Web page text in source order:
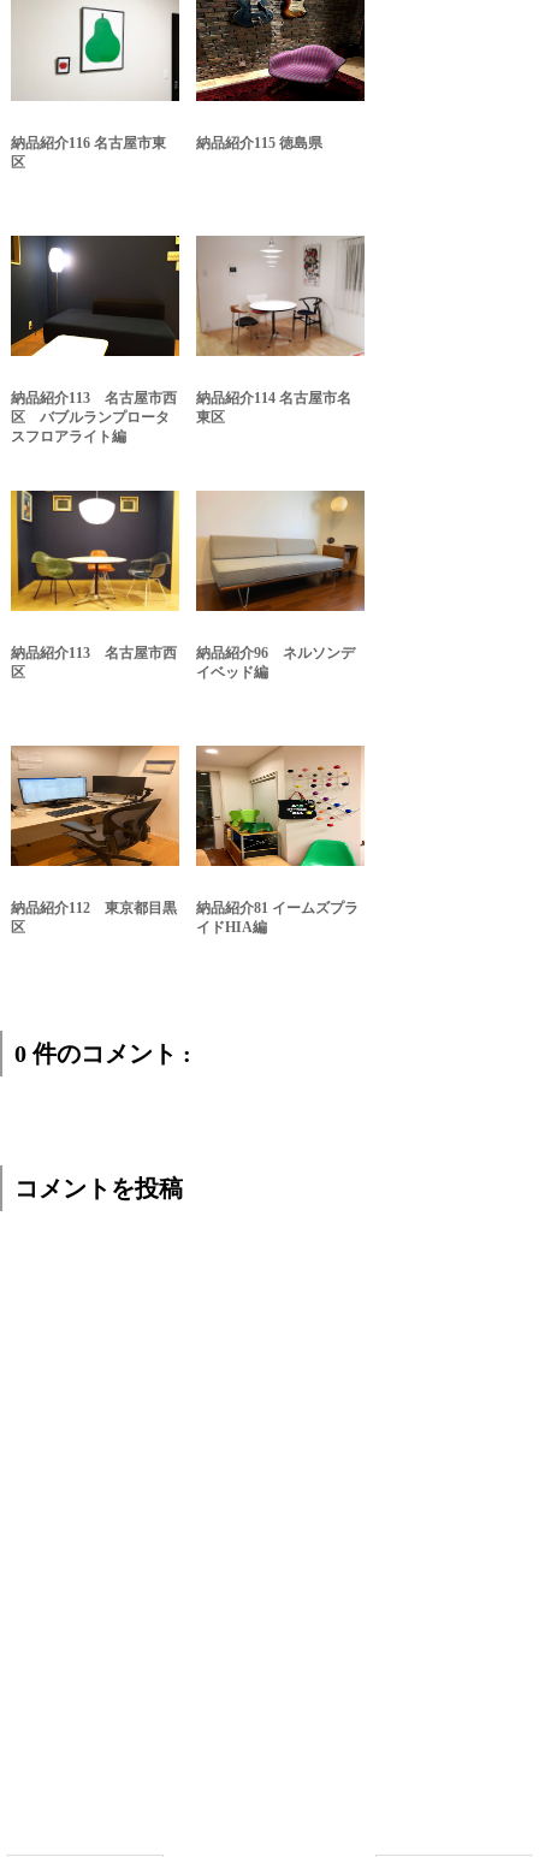
納品紹介116 名古屋市東
区
納品紹介115 徳島県
納品紹介113 名古屋市西
区 バブルランプロータ
スフロアライト編
納品紹介114 名古屋市名
東区
納品紹介113 名古屋市西
区
納品紹介96 ネルソンデ
イベッド編
納品紹介112 東京都目黒
区
納品紹介81 イームズプラ
イドHIA編
0 件のコメント :
コメントを投稿